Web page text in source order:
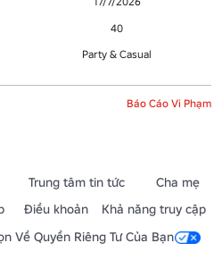
40
Party & Casual
Báo Cáo Vi Phạm
Trung tâm tin tức
Cha mẹ
Điều khoản
Khả năng truy cập
Về Quyền Riêng Tư Của Bạn